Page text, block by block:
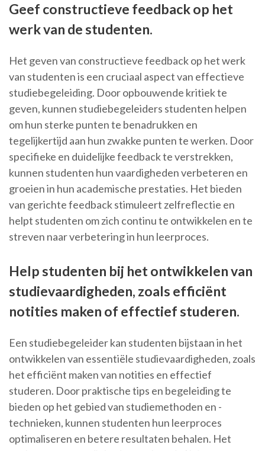
Geef constructieve feedback op het
werk van de studenten.
Het geven van constructieve feedback op het werk
van studenten is een cruciaal aspect van effectieve
studiebegeleiding. Door opbouwende kritiek te
geven, kunnen studiebegeleiders studenten helpen
om hun sterke punten te benadrukken en
tegelijkertijd aan hun zwakke punten te werken. Door
specifieke en duidelijke feedback te verstrekken,
kunnen studenten hun vaardigheden verbeteren en
groeien in hun academische prestaties. Het bieden
van gerichte feedback stimuleert zelfreflectie en
helpt studenten om zich continu te ontwikkelen en te
streven naar verbetering in hun leerproces.
Help studenten bij het ontwikkelen van
studievaardigheden, zoals efficiënt
notities maken of effectief studeren.
Een studiebegeleider kan studenten bijstaan in het
ontwikkelen van essentiële studievaardigheden, zoals
het efficiënt maken van notities en effectief
studeren. Door praktische tips en begeleiding te
bieden op het gebied van studiemethoden en -
technieken, kunnen studenten hun leerproces
optimaliseren en betere resultaten behalen. Het